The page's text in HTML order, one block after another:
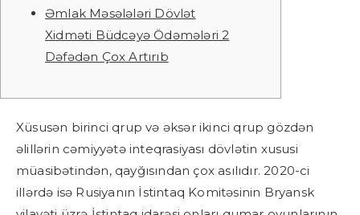
Əmlak Məsələləri Dövlət
Xidməti Büdcəyə Ödəmələri 2
Dəfədən Çox Artırıb
Xüsusən birinci qrup və əksər ikinci qrup gözdən
əlillərin cəmiyyətə inteqrasiyası dövlətin xususi
müasibətindən, qayğısından çox asılıdır. 2020-ci
illərdə isə Rusiyanın İstintaq Komitəsinin Bryansk